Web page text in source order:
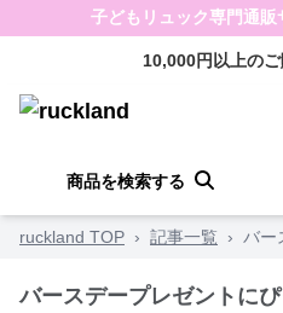
子どもリュック専門通
10,000円以上の
商品を検索する
ruckland TOP › 記事一覧 › バー
バースデープレゼントに